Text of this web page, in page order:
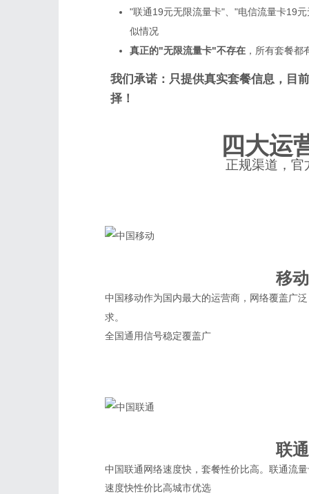
"联通19元无限流量卡"、"电信流量卡19
似情况
真正的"无限流量卡"不存在 ，所有套餐都
我们承诺：只提供真实套餐信息，目
择！
四大运
正规渠道，官
移
中国移动作为国内最大的运营商，网络覆盖广
求。
全国通用信号稳定覆盖广
联
中国联通网络速度快，套餐性价比高。联通流
速度快性价比高城市优选